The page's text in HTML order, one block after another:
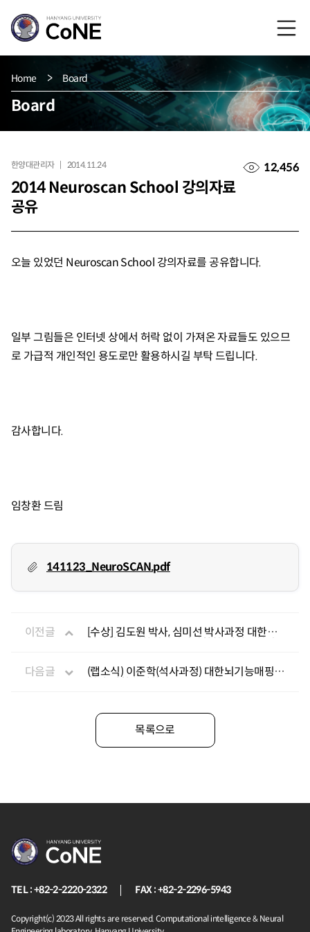
Home Board
Board
한양대관리자 2014.11.24
2014 Neuroscan School 강의자료
공유
12,456
오늘 있었던 Neuroscan School 강의자료를 공유합니다.
일부 그림들은 인터넷 상에서 허락 없이 가져온 자료들도 있으므
로 가급적 개인적인 용도로만 활용하시길 부탁 드립니다.
감사합니다.
임창환 드림
141123_NeuroSCAN.pdf
이전글 [수상] 김도원 박사, 심미선 박사과정 대한불
다음글
(랩소식) 이준학(석사과정) 대한뇌기능매핑학
목록으로
TEL : +82-2-2220-2322 FAX : +82-2-2296-5943
Copyright(c) 2023 All rights are reserved. Computational intelligence & Neural